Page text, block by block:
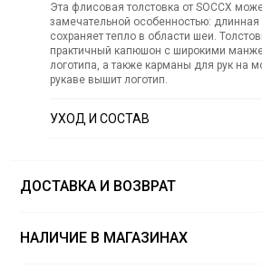
Эта флисовая толстовка от SOCCX
замечательной особенностью:
сохраняет тепло в области шеи.
практичный капюшон с широкими
логотипа, а также карманы для рук на
рукаве вышит логотип.
УХОД И СОСТАВ
ХИМИЧЕСКАЯ ЧИСТКА:
СУШКА:не сушить в стиральной машине
ДОСТАВКА И ВОЗВРАТ
НАЛИЧИЕ В МАГАЗИНАХ